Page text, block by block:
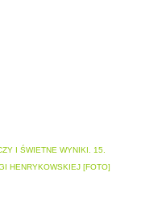
I ŚWIETNE WYNIKI. 15.
HENRYKOWSKIEJ [FOTO]